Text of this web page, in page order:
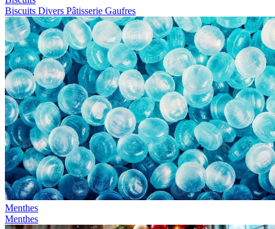
Biscuits Divers Pâtisserie Gaufres
Menthes
Menthes